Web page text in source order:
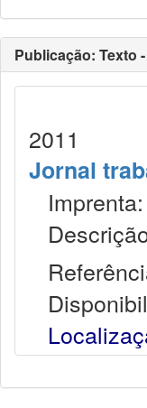
Publicação: Texto
2011
Jornal